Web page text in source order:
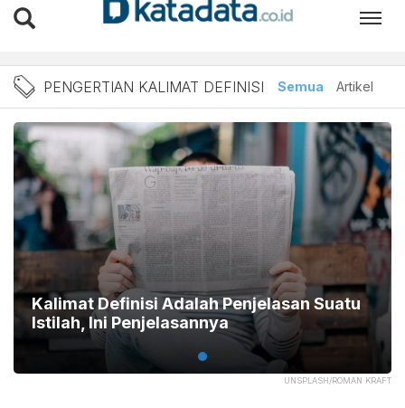
Berita Pengertian
PENGERTIAN KALIMAT DEFINISI Semua Artikel
UNSPLASH/ROMAN KRAFT
Kalimat Definisi Adalah Penjelasan Suatu
Istilah, Ini Penjelasannya